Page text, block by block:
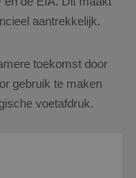
aantrekkelijk.
toekomst door
gebruik te maken
voetafdruk.